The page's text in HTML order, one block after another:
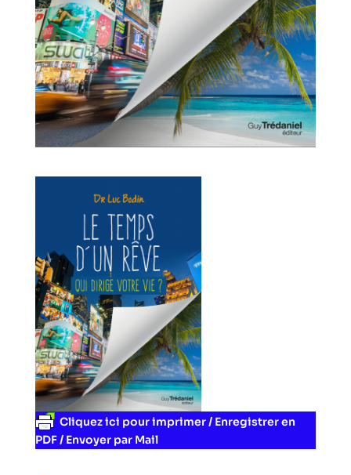
Cliquez ici pour imprimer / Enregistrer en
PDF / Envoyer par Mail